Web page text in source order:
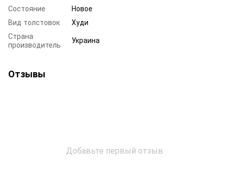
Состояние
Новое
Вид толстовок
Худи
Страна
производитель
Украина
Отзывы
Добавьте первый отзыв